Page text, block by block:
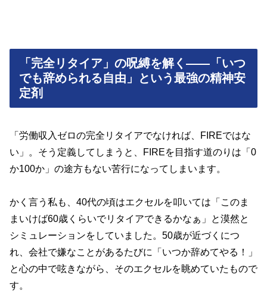
「完全リタイア」の呪縛を解く――「いつ
でも辞められる自由」という最強の精神安
定剤
「労働収入ゼロの完全リタイアでなければ、FIREではな
い」。そう定義してしまうと、FIREを目指す道のりは「0
か100か」の途方もない苦行になってしまいます。
かく言う私も、40代の頃はエクセルを叩いては「このま
まいけば60歳くらいでリタイアできるかなぁ」と漠然と
シミュレーションをしていました。50歳が近づくにつ
れ、会社で嫌なことがあるたびに「いつか辞めてやる！」
と心の中で呟きながら、そのエクセルを眺めていたもので
す。